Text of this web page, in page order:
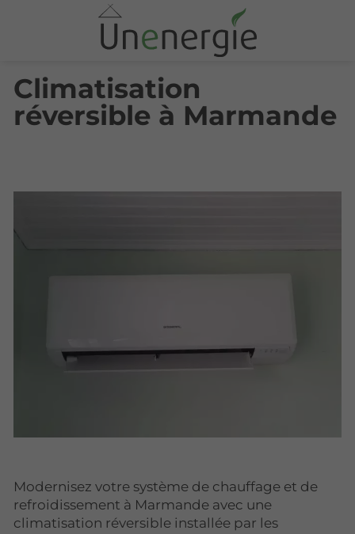
Climatisation
réversible à Marmande
Modernisez votre système de chauffage et de
refroidissement à Marmande avec une
climatisation réversible installée par les